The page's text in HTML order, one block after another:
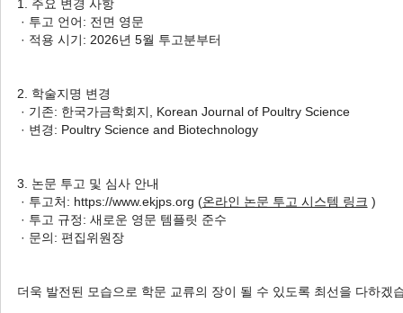
2 Articles are founded.
Microbial Inactivation and Quality
Changes of Duck Skin
미생물 불활성화 및 품질에 미치
는 영향
Chemin Nam , Seohyeon Jeon
1. 주요 변경 사항
· 투고 언어: 전면 영문
· 적용 시기: 2026년 5월 투고분부터
2. 학술지명 변경
· 기존: 한국가금학회지, Korean Journal of Poultry Science
· 변경: Poultry Science and Biotechnology
3. 논문 투고 및 심사 안내
· 투고처: https://www.ekjps.org (온라인 논문 투고 시스템 링크 )
· 투고 규정: 새로운 영문 템플릿 준수
· 문의: 편집위원장
더욱 발전된 모습으로 학문 교류의 장이 될 수 있도록 최선을 다하겠